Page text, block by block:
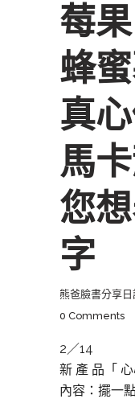
莓
蜂
真
馬
您
字
熊爸臉書分享日
0 Comments
2／14
新 產 品「 心
內容：擺一